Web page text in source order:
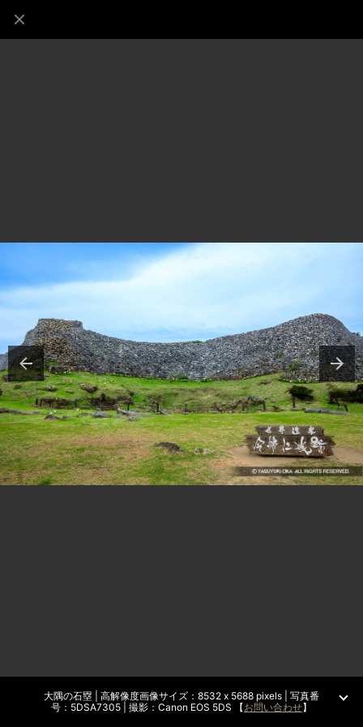
大隅の石塁 | 高解像度画像サイズ：8532 x 5688 pixels | 写真番
号：5DSA7305 | 撮影：Canon EOS 5DS 【お問い合わせ】